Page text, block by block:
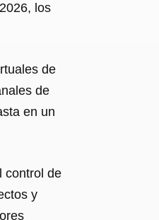
los
de
de
en un
control de
y